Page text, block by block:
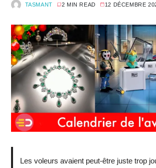
TASMANT 2 MIN READ 12 DÉCEMBRE
Les voleurs avaient peut-être juste trop